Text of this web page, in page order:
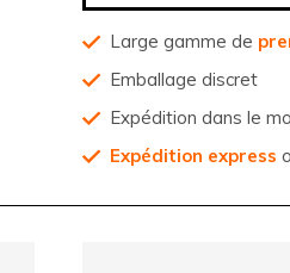
Large gamme de
Emballage discret
Expédition dans le
Expédition express